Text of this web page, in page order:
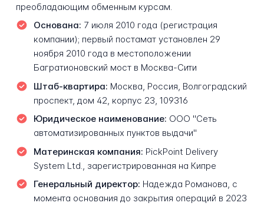
преобладающим обменным курсам.
Основана: 7 июля 2010 года (регистрация
компании); первый постамат установлен 29
ноября 2010 года в местоположении
Багратионовский мост в Москва-Сити
Штаб-квартира: Москва, Россия, Волгоградский
проспект, дом 42, корпус 23, 109316
Юридическое наименование: ООО "Сеть
автоматизированных пунктов выдачи"
Материнская компания: PickPoint Delivery
System Ltd., зарегистрированная на Кипре
Генеральный директор: Надежда Романова, с
момента основания до закрытия операций в 2023